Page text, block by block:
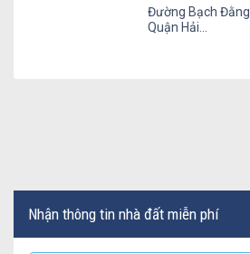
Đường Bạch
Quận Hải...
Nhận thông tin nhà đất miễn phí